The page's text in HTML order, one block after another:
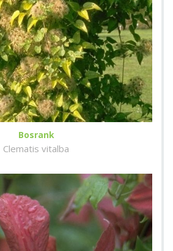
Bosrank
Clematis vitalba